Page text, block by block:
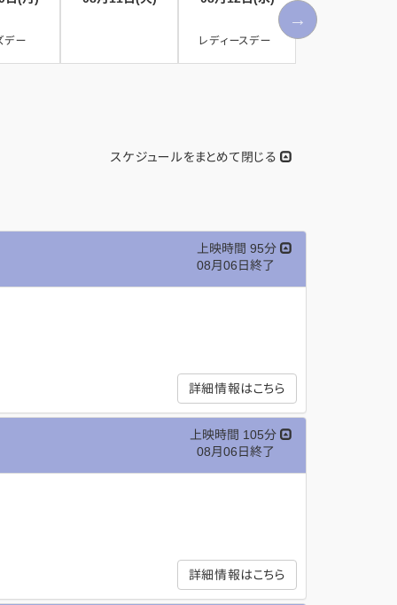
デー レディースデー
スケジュールをまとめて閉じる
上映時間 95分
08月06日終了
詳細情報はこちら
上映時間 105分
08月06日終了
詳細情報はこちら